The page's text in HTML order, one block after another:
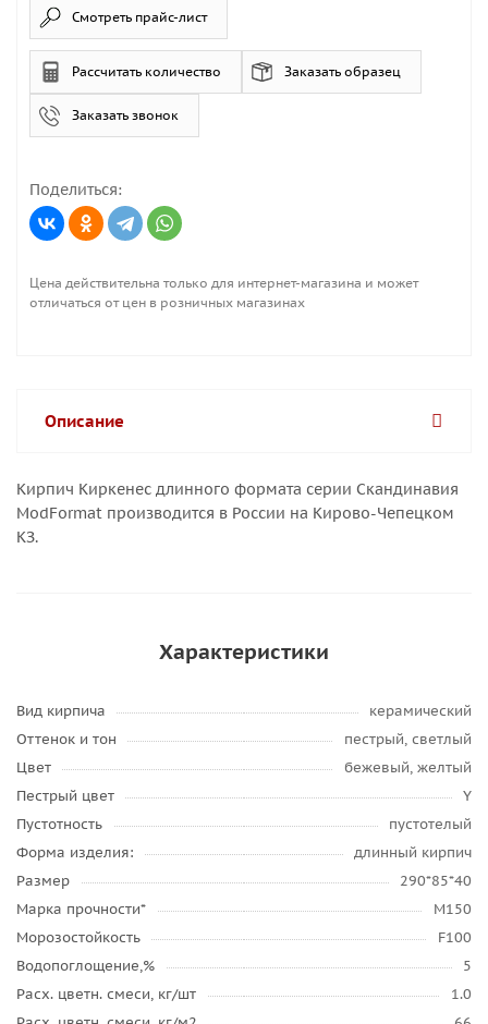
Смотреть прайс-лист
Рассчитать количество Заказать образец
Заказать звонок
Поделиться:
Цена действительна только для интернет-магазина и может
отличаться от цен в розничных магазинах
Описание
Кирпич Киркенес длинного формата серии Скандинавия
ModFormat производится в России на Кирово-Чепецком
КЗ.
Характеристики
Вид кирпича
керамический
Оттенок и тон
пестрый, светлый
Цвет
бежевый, желтый
Пестрый цвет
Y
Пустотность
пустотелый
Форма изделия:
длинный кирпич
Размер
290*85*40
Марка прочности*
М150
Морозостойкость
F100
Водопоглощение,%
5
Расх. цветн. смеси, кг/шт
1.0